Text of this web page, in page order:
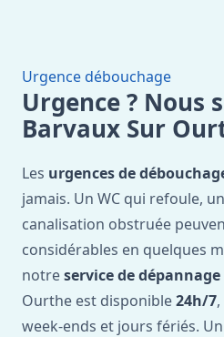
Urgence débouchage
Urgence ? Nous
Barvaux Sur
Les urgences de
jamais. Un WC qui refoule,
canalisation obstruée
considérables en quelques
notreservice de
Ourthe est disponible24h/7
week-ends et jours fériés.